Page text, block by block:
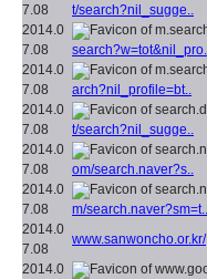
7.08
t/search?nil_sugge..
2014.0
7.08
search?w=tot&nil_pro..
2014.0
7.08
arch?nil_profile=bt..
2014.0
7.08
t/search?nil_sugge..
2014.0
7.08
om/search.naver?s..
2014.0
7.08
m/search.naver?sm=t..
2014.0
7.08
www.sanwoncho.or.kr/
2014.0